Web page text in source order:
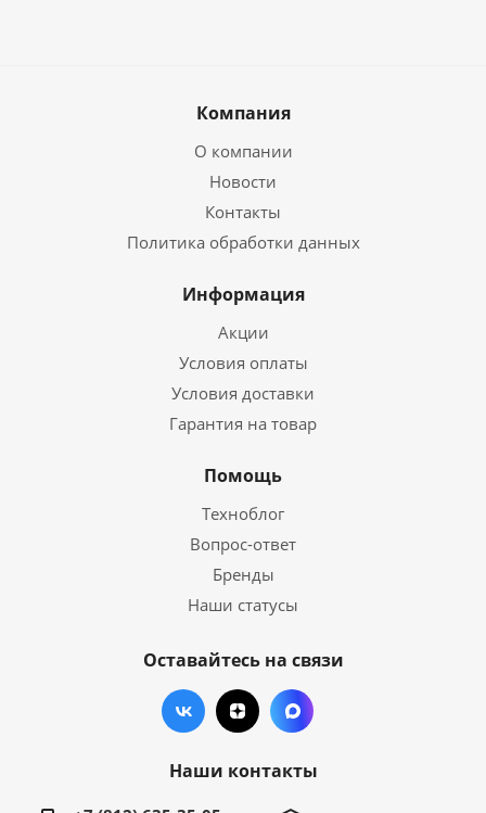
Компания
О компании
Новости
Контакты
Политика обработки данных
Информация
Акции
Условия оплаты
Условия доставки
Гарантия на товар
Помощь
Техноблог
Вопрос-ответ
Бренды
Наши статусы
Оставайтесь на связи
Наши контакты